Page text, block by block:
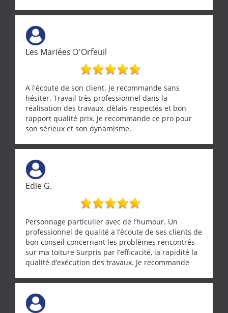
demande de l écoute et de la considération, ce qui
ne se trouve que chez les pationnés de leur métier.
Merci a ce monsieur pour sa disponibilité
Les Mariées D'Orfeuil
A l'écoute de son client. Je recommande sans
hésiter. Travail très professionnel dans la
réalisation des travaux, délais respectés et bon
rapport qualité prix. Je recommande ce pro pour
son sérieux et son dynamisme.
Edie G.
Personnage particulier avec de l’humour. Un
professionnel de qualité a l’écoute de ses clients de
bon conseil concernant les problèmes rencontrés
sur ma toiture Surpris par l’efficacité, la rapidité la
qualité d’exécution des travaux. Je recommande